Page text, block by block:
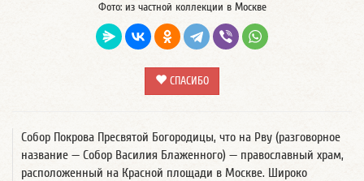
Фото: из частной коллекции в Москве
СПАСИБО
Собор Покрова Пресвятой Богородицы, что на Рву (разговорное
название — Собор Василия Блаженного) — православный храм,
расположенный на Красной площади в Москве. Широко